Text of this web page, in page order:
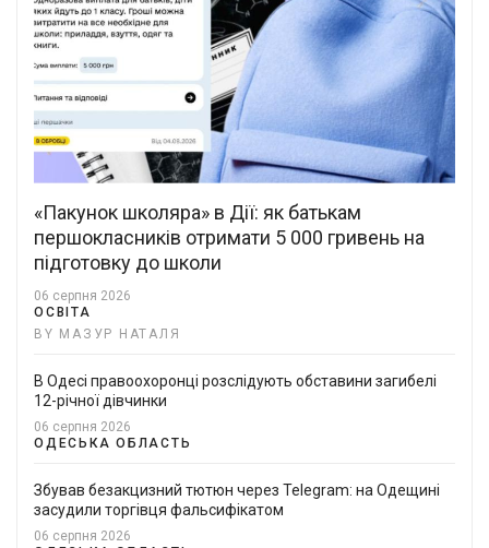
«Пакунок школяра» в Дії: як батькам
першокласників отримати 5 000 гривень на
підготовку до школи
06 серпня 2026
ОСВІТА
BY МАЗУР НАТАЛЯ
В Одесі правоохоронці розслідують обставини загибелі
12-річної дівчинки
06 серпня 2026
ОДЕСЬКА ОБЛАСТЬ
Збував безакцизний тютюн через Telegram: на Одещині
засудили торгівця фальсифікатом
06 серпня 2026